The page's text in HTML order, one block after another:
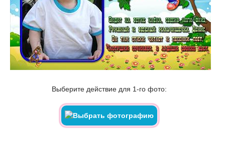
Выберите действие для 1-го фото: